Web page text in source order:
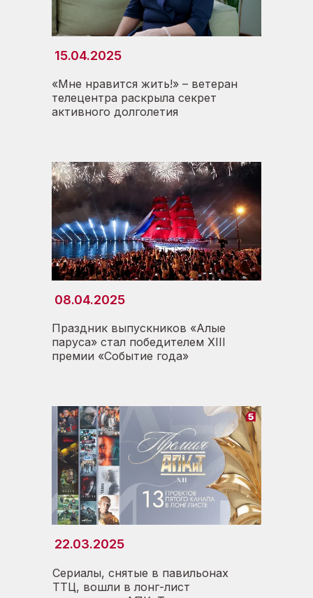
22.03.2025
Сериалы, снятые в павильонах
ТТЦ, вошли в лонг-лист
Праздник выпускников «Алые
паруса» стал победителем XIII
премии «Событие года»
08.04.2025
«Мне нравится жить!» – ветеран
телецентра раскрыла секрет
активного долголетия
15.04.2025